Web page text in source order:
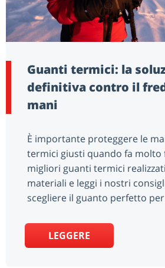
Guanti termici: la
definitiva contro il
mani
È importante proteggere le
termici giusti quando fa molto
migliori guanti termici
materiali e leggi i nostri
scegliere il guanto perfetto
LEGGERE